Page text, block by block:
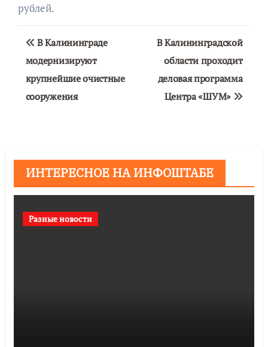
рублей.
Навигация
по
записям
В Калининграде
модернизируют
крупнейшие очистные
сооружения
В Калининградской
области проходит
деловая программа
Центра «ШУМ»
ИНТЕРЕСНОЕ НА ИНФОШТАБЕ
Разные новости